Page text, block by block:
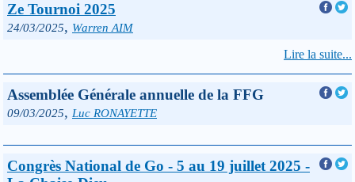
Ze Tournoi 2025
24/03/2025, Warren AIM
Lire la suite...
Assemblée Générale annuelle de la FFG
09/03/2025, Luc RONAYETTE
Congrès National de Go - 5 au 19 juillet 2025 -